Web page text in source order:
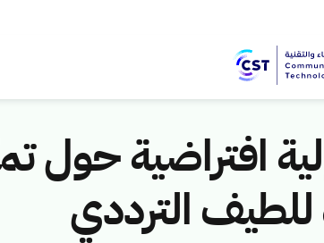
افتراضية حول
للطيف الترددي